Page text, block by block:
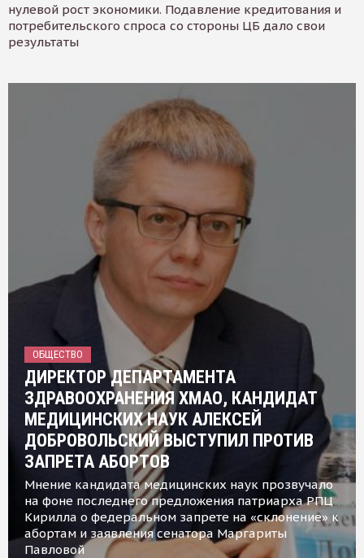
нулевой рост экономики. Подавление кредитования и
потребительского спроса со стороны ЦБ дало свои
результаты
ОБЩЕСТВО
ДИРЕКТОР ДЕПАРТАМЕНТА
ЗДРАВООХРАНЕНИЯ ХМАО, КАНДИДАТ
МЕДИЦИНСКИХ НАУК АЛЕКСЕЙ
ДОБРОВОЛЬСКИЙ ВЫСТУПИЛ ПРОТИВ
ЗАПРЕТА АБОРТОВ
Мнение кандидата медицинских наук прозвучало
на фоне последнего предложения патриарха РПЦ
Кирилла о федеральном запрете на «склонение» к
абортам и заявления сенатора Маргариты
Павловой